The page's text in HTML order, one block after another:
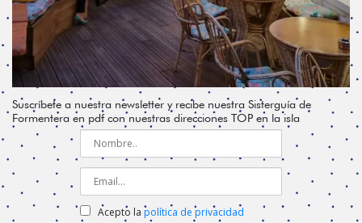
Suscríbete a nuestra newsletter y recibe nuestra Sisterguía de
Formentera en pdf con nuestras direcciones TOP en la isla
Acepto la política de privacidad